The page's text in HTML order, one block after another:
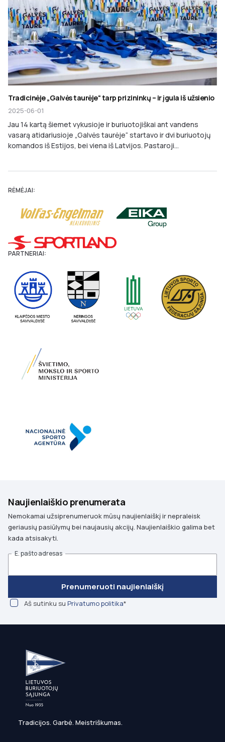
Tradicinėje „Galvės taurėje“ tarp prizininkų – ir įgula iš užsienio
2025-06-01
Jau 14 kartą šiemet vykusioje ir buriuotojiškai ant vandens
vasarą atidariusioje „Galvės taurėje“ startavo ir dvi buriuotojų
komandos iš Estijos, bei viena iš Latvijos. Pastaroji...
RĖMĖJAI:
PARTNERIAI:
Naujienlaiškio prenumerata
Nemokamai užsiprenumeruok mūsų naujienlaiškį ir nepraleisk
geriausių pasiūlymų bei naujausių akcijų. Naujienlaiškio galima bet
kada atsisakyti.
E. pašto adresas
Prenumeruoti naujienlaiškį
Aš sutinku su Privatumo politika*
Tradicijos. Garbė. Meistriškumas.